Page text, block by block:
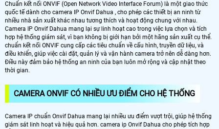
Chuẩn kết nối ONVIF (Open Network Video Interface Forum) là một giao thức
quốc tế dành cho camera IP Onvif Dahua , cho phép các thiết bị an ninh từ
nhiều nhà sản xuất khác nhau tương thích và hoạt động chung với nhau.
Camera IP Onvif Dahua mang lại sự linh hoạt cao trong việc lựa chọn và tích
hợp hệ thống giám sát, vì bạn không bị giới hạn bởi một hãng sản xuất cụ thể.
chuẩn kết nối ONVIF cung cấp các tiêu chuẩn về cấu hình, truyền dữ liệu, và
điều khiển, giúp việc cài đặt, quản lý và vận hành camera trở nên dễ dàng hơn.
Điều này đảm bảo hệ thống an ninh của bạn luôn mở rộng và cập nhật theo
thời gian.
CAMERA ONVIF CÓ NHIỀU ƯU ĐIỂM CHO HỆ THỐNG
Camera IP chuẩn Onvif Dahua mang lại nhiều ưu điểm vượt trội, giúp hệ thống
giám sát linh hoạt và hiệu quả hơn. camera ip Onvif Dahua cho phép tích hợp